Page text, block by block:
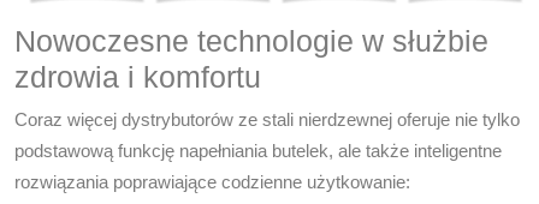
Nowoczesne technologie w służbie
zdrowia i komfortu
Coraz więcej dystrybutorów ze stali nierdzewnej oferuje nie tylko
podstawową funkcję napełniania butelek, ale także inteligentne
rozwiązania poprawiające codzienne użytkowanie: